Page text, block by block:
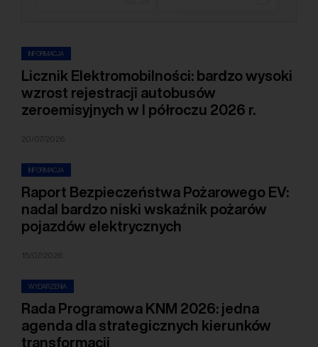
INFORMACJA
Licznik Elektromobilności: bardzo wysoki
wzrost rejestracji autobusów
zeroemisyjnych w I półroczu 2026 r.
20/07/2026
INFORMACJA
Raport Bezpieczeństwa Pożarowego EV:
nadal bardzo niski wskaźnik pożarów
pojazdów elektrycznych
15/07/2026
WYDARZENIA
Rada Programowa KNM 2026: jedna
agenda dla strategicznych kierunków
transformacji